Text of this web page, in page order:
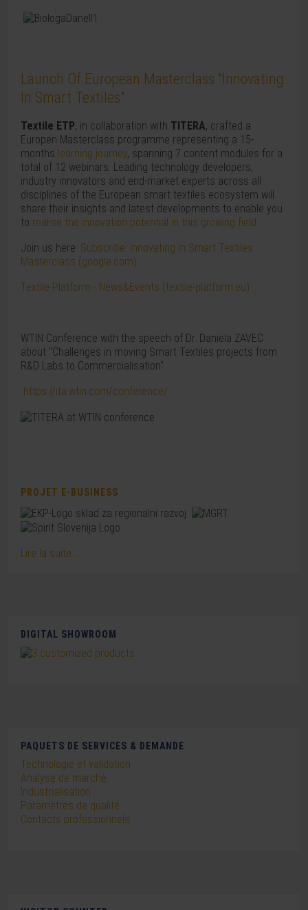
Launch Of European Masterclass "Innovating
In Smart Textiles"
Textile ETP, in collaboration with TITERA, crafted a
Europen Masterclass programme representing a 15-
months learning journey, spanning 7 content modules for a
total of 12 webinars. Leading technology developers,
industry innovators and end-market experts across all
disciplines of the European smart textiles ecosystem will
share their insights and latest developments to enable you
to realise the innovation potential in this growing field.
Join us here: Subscribe: Innovating in Smart Textiles
Masterclass (google.com)
Textile-Platform - News&Events (textile-platform.eu)
WTIN Conference with the speech of Dr. Daniela ZAVEC
about "Challenges in moving Smart Textiles projects from
R&D Labs to Commercialisation"
https://ita.wtin.com/conference/
PROJET E-BUSINESS
Lire la suite...
DIGITAL SHOWROOM
PAQUETS DE SERVICES & DEMANDE
Technologie et validation
Analyse de marchè
Industrialisation
Paramètres de qualité
Contacts professionnels